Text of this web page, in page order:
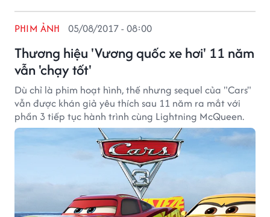
Thương hiệu 'Vương quốc xe hơi' 11 năm
vẫn 'chạy tốt'
PHIM ẢNH 05/08/2017 - 08:00
Dù chỉ là phim hoạt hình, thế nhưng sequel của "Cars"
vẫn được khán giả yêu thích sau 11 năm ra mắt với
phần 3 tiếp tục hành trình cùng Lightning McQueen.